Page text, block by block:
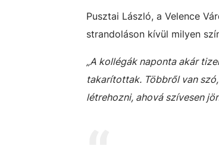
Pusztai László, a Velence
strandoláson kívül milyen
„A kollégák naponta akár
takarítottak. Többről van
létrehozni, ahová szívesen